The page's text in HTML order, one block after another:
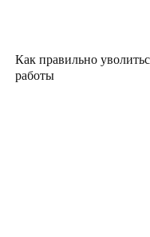
Как правильно
работы